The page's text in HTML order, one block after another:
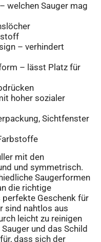
welchen Sauger mag
– verhindert
– lässt Platz für
hoher sozialer
Sichtfenster
mit den
und symmetrisch.
Saugerformen
die richtige
Geschenk für
sind nahtlos aus
leicht zu reinigen
und das Schild
dass sich der